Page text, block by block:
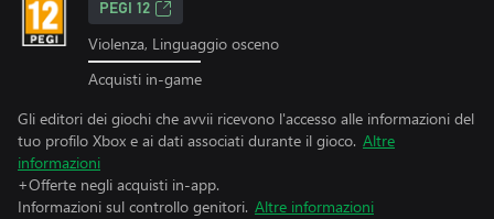
PEGI 12
Violenza, Linguaggio osceno
Acquisti in-game
Gli editori dei giochi che avvii ricevono l'accesso alle informazioni del
tuo profilo Xbox e ai dati associati durante il gioco. Altre
informazioni
+Offerte negli acquisti in-app.
Informazioni sul controllo genitori. Altre informazioni